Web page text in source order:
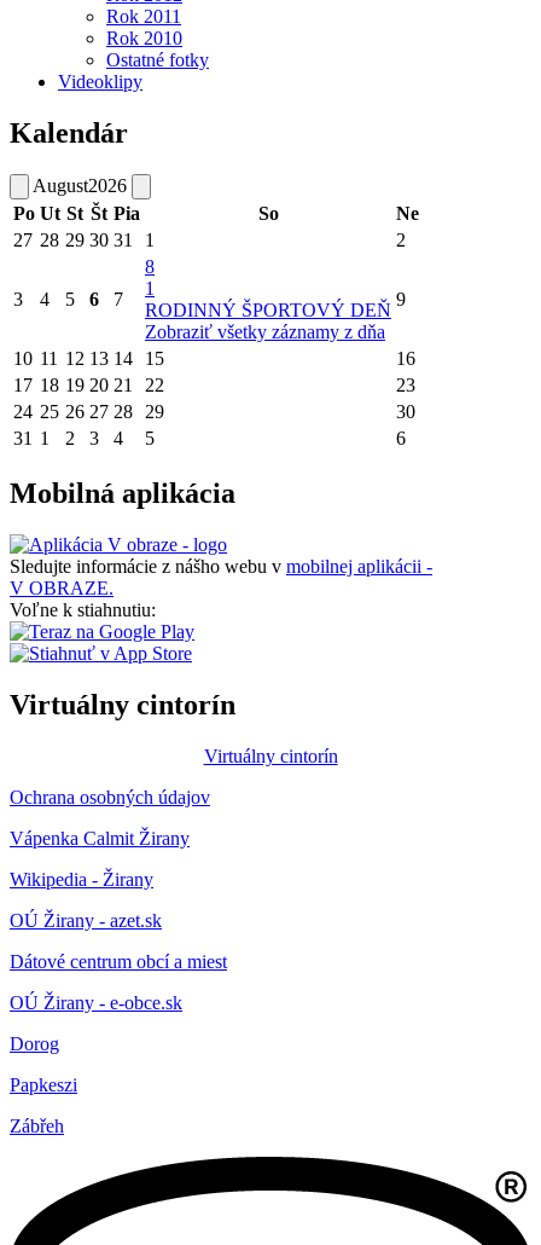
Rok 2011
Rok 2010
Ostatné fotky
Videoklipy
Kalendár
August2026
Po Ut St Št Pia So
Ne
27 28 29 30 31 1 2
3 4 5 6 7
8
1
RODINNÝ ŠPORTOVÝ DEŇ
Zobraziť všetky záznamy z dňa
9
10 11 12 13 14 15
16
17 18 19 20 21 22
23
24 25 26 27 28 29
30
31 1 2 3 4 5 6
Mobilná aplikácia
Sledujte informácie z nášho webu v mobilnej aplikácii -
V OBRAZE.
Voľne k stiahnutiu:
Virtuálny cintorín
Virtuálny cintorín
Ochrana osobných údajov
Vápenka Calmit Žirany
Wikipedia - Žirany
OÚ Žirany - azet.sk
Dátové centrum obcí a miest
OÚ Žirany - e-obce.sk
Dorog
Papkeszi
Zábřeh